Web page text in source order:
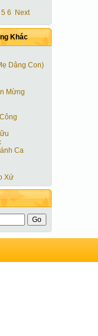
5 6 Next
Khác
Dâng Con)
Mừng
Ca
Xứ